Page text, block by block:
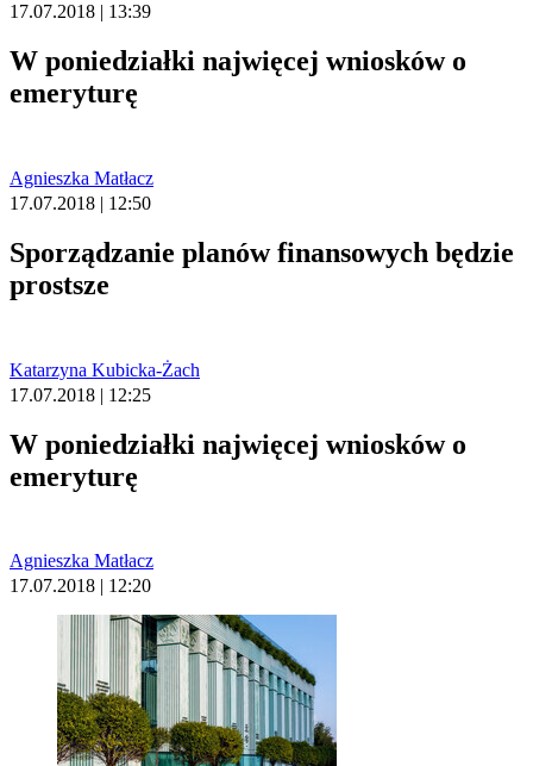
17.07.2018 | 13:39
W poniedziałki najwięcej wniosków o
emeryturę
Agnieszka Matłacz
17.07.2018 | 12:50
Sporządzanie planów finansowych będzie
prostsze
Katarzyna Kubicka-Żach
17.07.2018 | 12:25
W poniedziałki najwięcej wniosków o
emeryturę
Agnieszka Matłacz
17.07.2018 | 12:20